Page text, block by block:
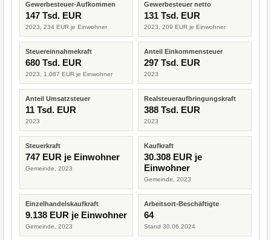
Gewerbesteuer-Aufkommen
147 Tsd. EUR
2023, 234 EUR je Einwohner
Gewerbesteuer netto
131 Tsd. EUR
2023, 209 EUR je Einwohner
Steuereinnahmekraft
680 Tsd. EUR
2023, 1.087 EUR je Einwohner
Anteil Einkommensteuer
297 Tsd. EUR
2023
Anteil Umsatzsteuer
11 Tsd. EUR
2023
Realsteueraufbringungskraft
388 Tsd. EUR
2023
Steuerkraft
747 EUR je Einwohner
Gemeinde, 2023
Kaufkraft
30.308 EUR je
Einwohner
Gemeinde, 2023
Einzelhandelskaufkraft
9.138 EUR je Einwohner
Gemeinde, 2023
Arbeitsort-Beschäftigte
64
Stand 30.06.2024